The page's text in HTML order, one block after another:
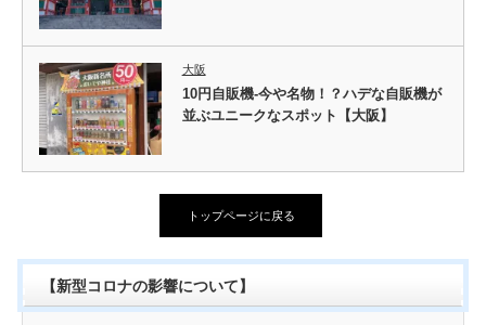
大阪
10円自販機-今や名物！？ハデな自販機が
並ぶユニークなスポット【大阪】
トップページに戻る
【新型コロナの影響について】